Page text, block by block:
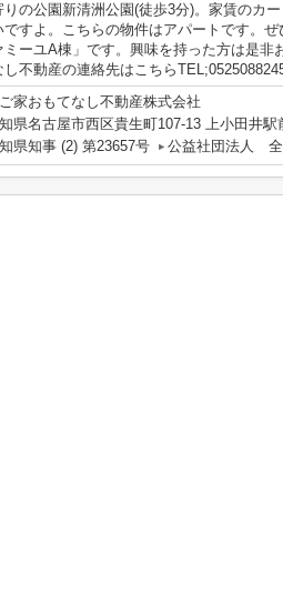
りの公園新清洲公園(徒歩3分)。家賃のカ
ですよ。こちらの物件はアパートです。
ミーユA棟」です。興味を持った方は是非
し不動産の連絡先はこちら
家おもてなし不動産株式会社
県名古屋市西区貴生町107-13 上小田井駅
県知事 (2) 第23657号
公益社団法人 全